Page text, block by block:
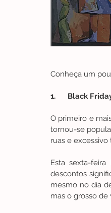
Conheça um
1.      Black
O primeiro e
tornou-se
ruas e excessivo
Esta sexta-
descontos
mesmo no dia
mas o grosso